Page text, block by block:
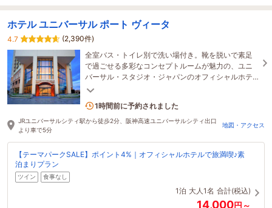
ホテル ユニバーサル ポート ヴィータ
4.7
(2,390件)
全室バス・トイレ別で洗い場付き。靴を脱いで素足
で過ごせる多彩なコンセプトルームが魅力の、ユニ
バーサル・スタジオ・ジャパンのオフィシャルホテ
ル。
5名がこの宿を見ています
1時間前に予約されました
JRユニバーサルシティ駅から徒歩2分、阪神高速ユニバーサルシティ出口
より車で5分
地図・アクセス
【テーマパークSALE】ポイント4%｜オフィシャルホテルで旅満喫♪素
泊まりプラン
ツイン 食事なし
1泊 大人1名 合計(税込)
14,000円～